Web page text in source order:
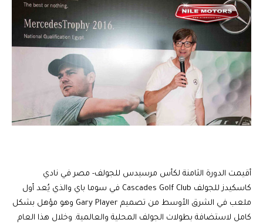
أقيمت الدورة الثامنة لكأس مرسيدس للجولف- مصر في نادي
كاسكيدز للجولف Cascades Golf Club في سوما باي والذي يُعد أول
ملعب في الشرق الأوسط من تصميم Gary Player وهو مؤهل بشكل
كامل لاستضافة بطولات الجولف المحلية والعالمية. وخلال هذا العام